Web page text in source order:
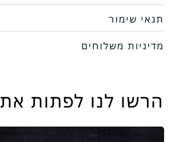
תנאי שימור
מדיניות משלוחים
הרשו לנו לפתות